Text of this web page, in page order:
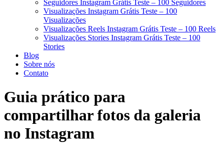
Seguidores Instagram Grátis Teste – 100 Seguidores
Visualizações Instagram Grátis Teste – 100
Visualizações
Visualizações Reels Instagram Grátis Teste – 100 Reels
Visualizações Stories Instagram Grátis Teste – 100
Stories
Blog
Sobre nós
Contato
Guia prático para
compartilhar fotos da galeria
no Instagram